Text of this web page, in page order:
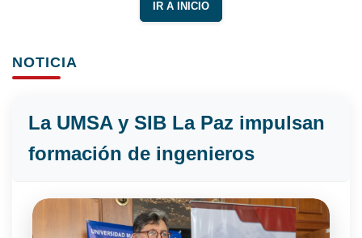
IR A INICIO
NOTICIA
La UMSA y SIB La Paz impulsan
formación de ingenieros